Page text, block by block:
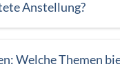
Anstellung?
Welche Themen